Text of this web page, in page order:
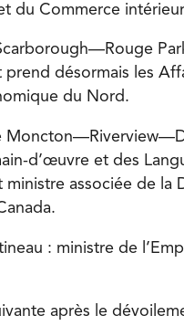
du Commerce
désormais les
du Nord.
d’œuvre et des
associée de la
: ministre de
après le